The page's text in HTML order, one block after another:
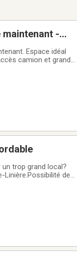
-
Espace idéal
camion et grande
trop grand local?
Linière.Possibilité de